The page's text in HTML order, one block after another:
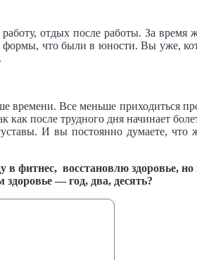
отдых после работы. За
формы, что были в юности. Вы уже,
времени. Все меньше приходиться
после трудного дня начинает
И вы постоянно думаете, что
фитнес, восстановлю здоровье,
здоровье — год, два, десять?